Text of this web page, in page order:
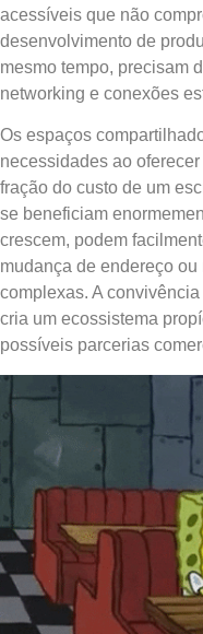
acessíveis que não
desenvolvimento de
mesmo tempo, precisam
networking e conexões
Os espaços
necessidades ao
fração do custo de um
se beneficiam
crescem, podem
mudança de endereço
complexas. A
cria um ecossistema
possíveis parcerias